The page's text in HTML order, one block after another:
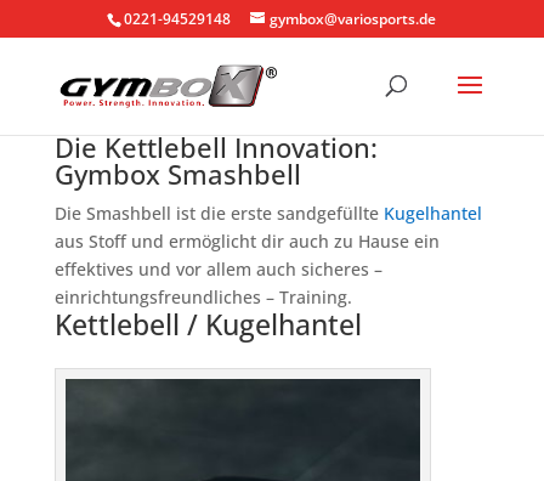
0221-94529148 gymbox@variosports.de
Die Kettlebell Innovation:
Gymbox Smashbell
Die Smashbell ist die erste sandgefüllte Kugelhantel
aus Stoff und ermöglicht dir auch zu Hause ein
effektives und vor allem auch sicheres –
einrichtungsfreundliches – Training.
Kettlebell / Kugelhantel